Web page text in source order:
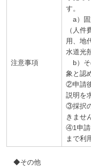
注意事項
す。
a）固
（人
用、地
水道光
b）そ
象と認
②申請
説明を
③採択
きませ
④1申請
まで利
◆その他